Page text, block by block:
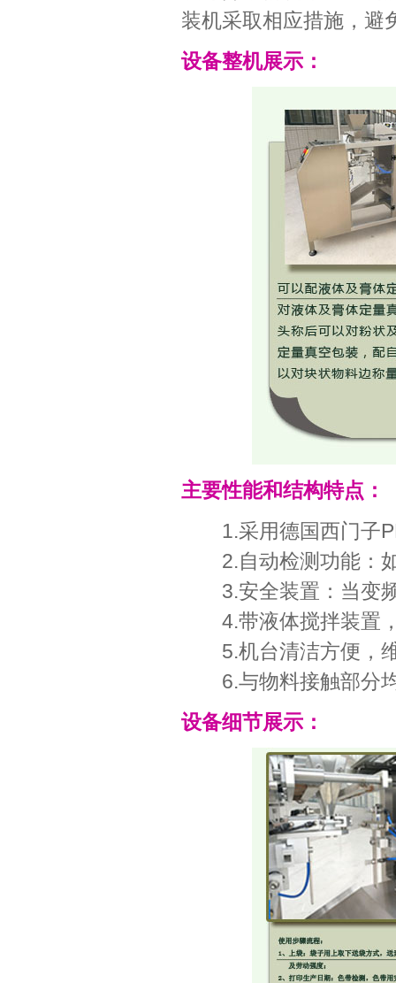
装机采取相应措施，避
设备整机展示：
主要性能和结构特点：
1.采用德国西门子
2.自动检测功能：如
3.安全装置：当变频
4.带液体搅拌装置，
5.机台清洁方便，
6.与物料接触部分
设备细节展示：